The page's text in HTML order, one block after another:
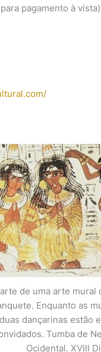
pagamento à
de uma arte mural
Enquanto as
duas dançarinas estão
Tumba de
Ocidental. XVIII